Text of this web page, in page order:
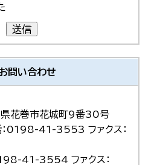
送信
問い合わせ
花巻市花城町9番30号
：0198-41-3553 ファクス：
41-3554 ファクス：